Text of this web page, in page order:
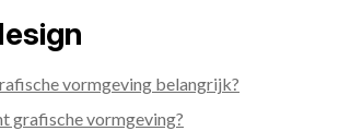
vormgeving belangrijk?
grafische vormgeving?